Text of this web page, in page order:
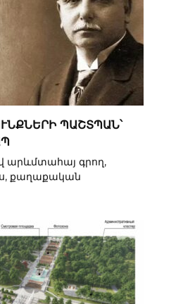
ՊԱՇՏՊԱՆ՝
արևմտահայ գրող,
քաղաքական